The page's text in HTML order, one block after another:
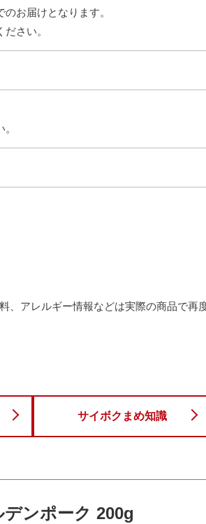
お届けとなります。
さい。
、アレルギー情報などは実際の商品で再
サイボクまめ知識
ンポーク 200g